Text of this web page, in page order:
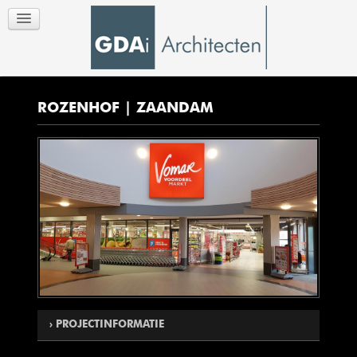
ROZENHOF | ZAANDAM
PROJECTINFORMATIE